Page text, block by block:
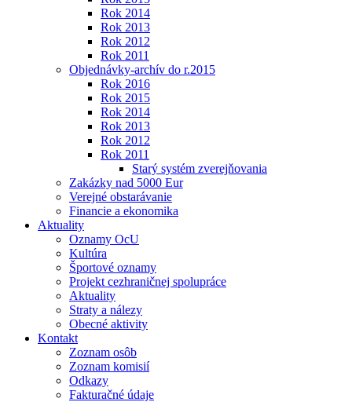
Rok 2014
Rok 2013
Rok 2012
Rok 2011
Objednávky-archív do r.2015
Rok 2016
Rok 2015
Rok 2014
Rok 2013
Rok 2012
Rok 2011
Starý systém zverejňovania
Zakázky nad 5000 Eur
Verejné obstarávanie
Financie a ekonomika
Aktuality
Oznamy OcU
Kultúra
Športové oznamy
Projekt cezhraničnej spolupráce
Aktuality
Straty a nálezy
Obecné aktivity
Kontakt
Zoznam osôb
Zoznam komisií
Odkazy
Fakturačné údaje